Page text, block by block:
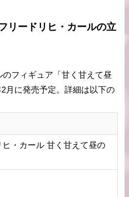
リードリヒ・カールの立
フィギュア「甘く甘えて昼
月に発売予定。詳細は以下の
ヒ・カール 甘く甘えて昼の